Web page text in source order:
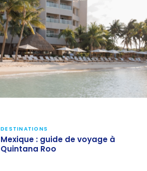
DESTINATIONS
Mexique : guide de voyage à
Quintana Roo